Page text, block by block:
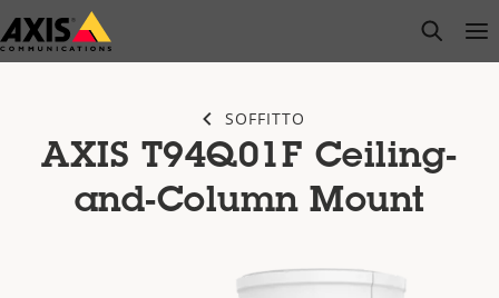
Salta
al
open
SOFFITTO
AXIS T94Q01F Ceiling-
and-Column Mount